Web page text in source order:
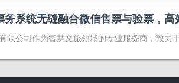
务系统无缝融合微信售票与验票，
限公司作为智慧文旅领域的专业服务商，致力